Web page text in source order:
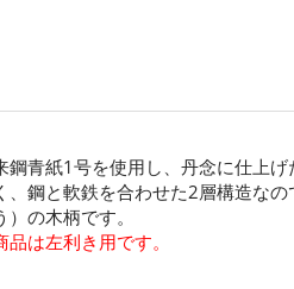
鋼青紙1号を使用し、丹念に仕上げ
、鋼と軟鉄を合わせた2層構造なの
の木柄です。
は左利き用です。